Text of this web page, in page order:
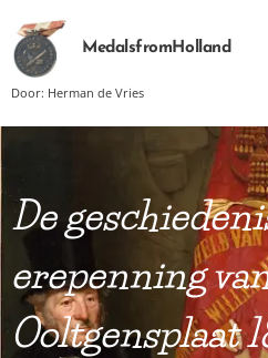
MedalsfromHolland
Door: Herman de Vries
De
erepenning
Ooltgensplaat